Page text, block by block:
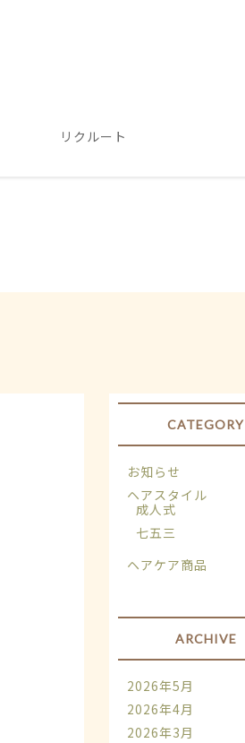
リクルート
CATEGORY
お知らせ
ヘアスタイル
成人式
七五三
ヘアケア商品
ARCHIVE
2026年5月
2026年4月
2026年3月